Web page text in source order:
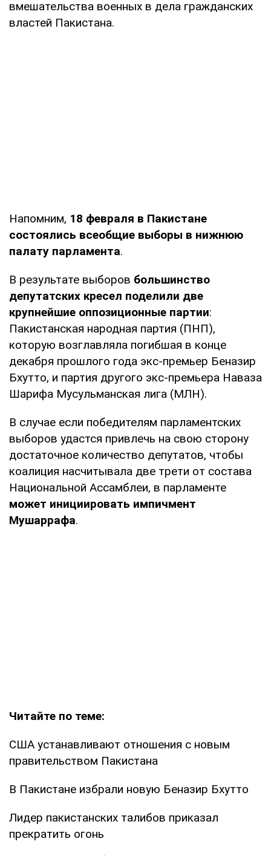
вмешательства военных в дела гражданских
властей Пакистана.
Напомним, 18 февраля в Пакистане
состоялись всеобщие выборы в нижнюю
палату парламента.
В результате выборов большинство
депутатских кресел поделили две
крупнейшие оппозиционные партии:
Пакистанская народная партия (ПНП),
которую возглавляла погибшая в конце
декабря прошлого года экс-премьер Беназир
Бхутто, и партия другого экс-премьера Наваза
Шарифа Мусульманская лига (МЛН).
В случае если победителям парламентских
выборов удастся привлечь на свою сторону
достаточное количество депутатов, чтобы
коалиция насчитывала две трети от состава
Национальной Ассамблеи, в парламенте
может инициировать импичмент
Мушаррафа.
Читайте по теме:
США устанавливают отношения с новым
правительством Пакистана
В Пакистане избрали новую Беназир Бхутто
Лидер пакистанских талибов приказал
прекратить огонь